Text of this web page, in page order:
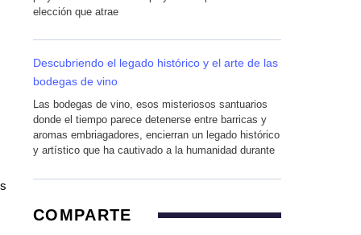
elección que atrae
Descubriendo el legado histórico y el arte de las
bodegas de vino
Las bodegas de vino, esos misteriosos santuarios
donde el tiempo parece detenerse entre barricas y
aromas embriagadores, encierran un legado histórico
y artístico que ha cautivado a la humanidad durante
COMPARTE